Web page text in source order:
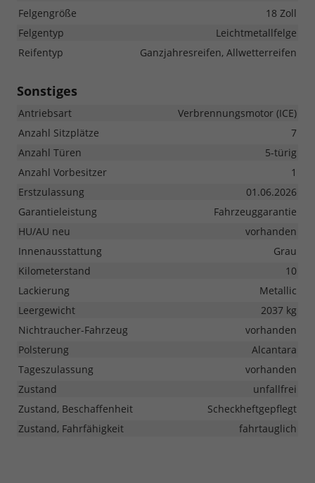
Felgengröße
18 Zoll
Felgentyp
Leichtmetallfelge
Reifentyp
Ganzjahresreifen, Allwetterreifen
Sonstiges
Antriebsart
Verbrennungsmotor (ICE)
Anzahl Sitzplätze
7
Anzahl Türen
5-türig
Anzahl Vorbesitzer
1
Erstzulassung
01.06.2026
Garantieleistung
Fahrzeuggarantie
HU/AU neu
vorhanden
Innenausstattung
Grau
Kilometerstand
10
Lackierung
Metallic
Leergewicht
2037 kg
Nichtraucher-Fahrzeug
vorhanden
Polsterung
Alcantara
Tageszulassung
vorhanden
Zustand
unfallfrei
Zustand, Beschaffenheit
Scheckheftgepflegt
Zustand, Fahrfähigkeit
fahrtauglich